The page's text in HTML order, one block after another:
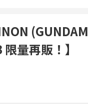
(GUNDAM
量再販！】